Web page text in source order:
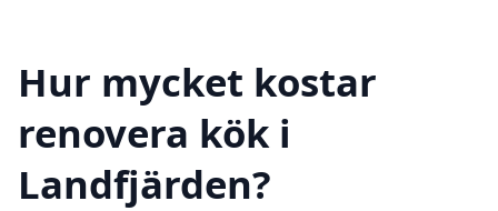
Hur mycket kostar
renovera kök i
Landfjärden?